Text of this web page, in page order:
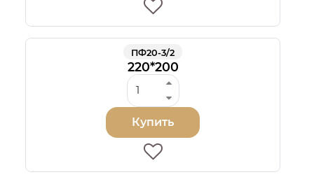
ПФ20-3/2
220*200
Купить